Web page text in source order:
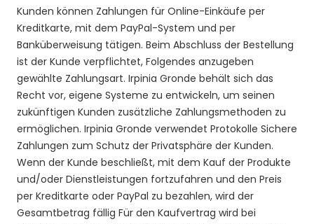
Kunden können Zahlungen für Online-Einkäufe per
Kreditkarte, mit dem PayPal-System und per
Banküberweisung tätigen. Beim Abschluss der Bestellung
ist der Kunde verpflichtet, Folgendes anzugeben
gewählte Zahlungsart. Irpinia Gronde behält sich das
Recht vor, eigene Systeme zu entwickeln, um seinen
zukünftigen Kunden zusätzliche Zahlungsmethoden zu
ermöglichen. Irpinia Gronde verwendet Protokolle Sichere
Zahlungen zum Schutz der Privatsphäre der Kunden.
Wenn der Kunde beschließt, mit dem Kauf der Produkte
und/oder Dienstleistungen fortzufahren und den Preis
per Kreditkarte oder PayPal zu bezahlen, wird der
Gesamtbetrag fällig Für den Kaufvertrag wird bei